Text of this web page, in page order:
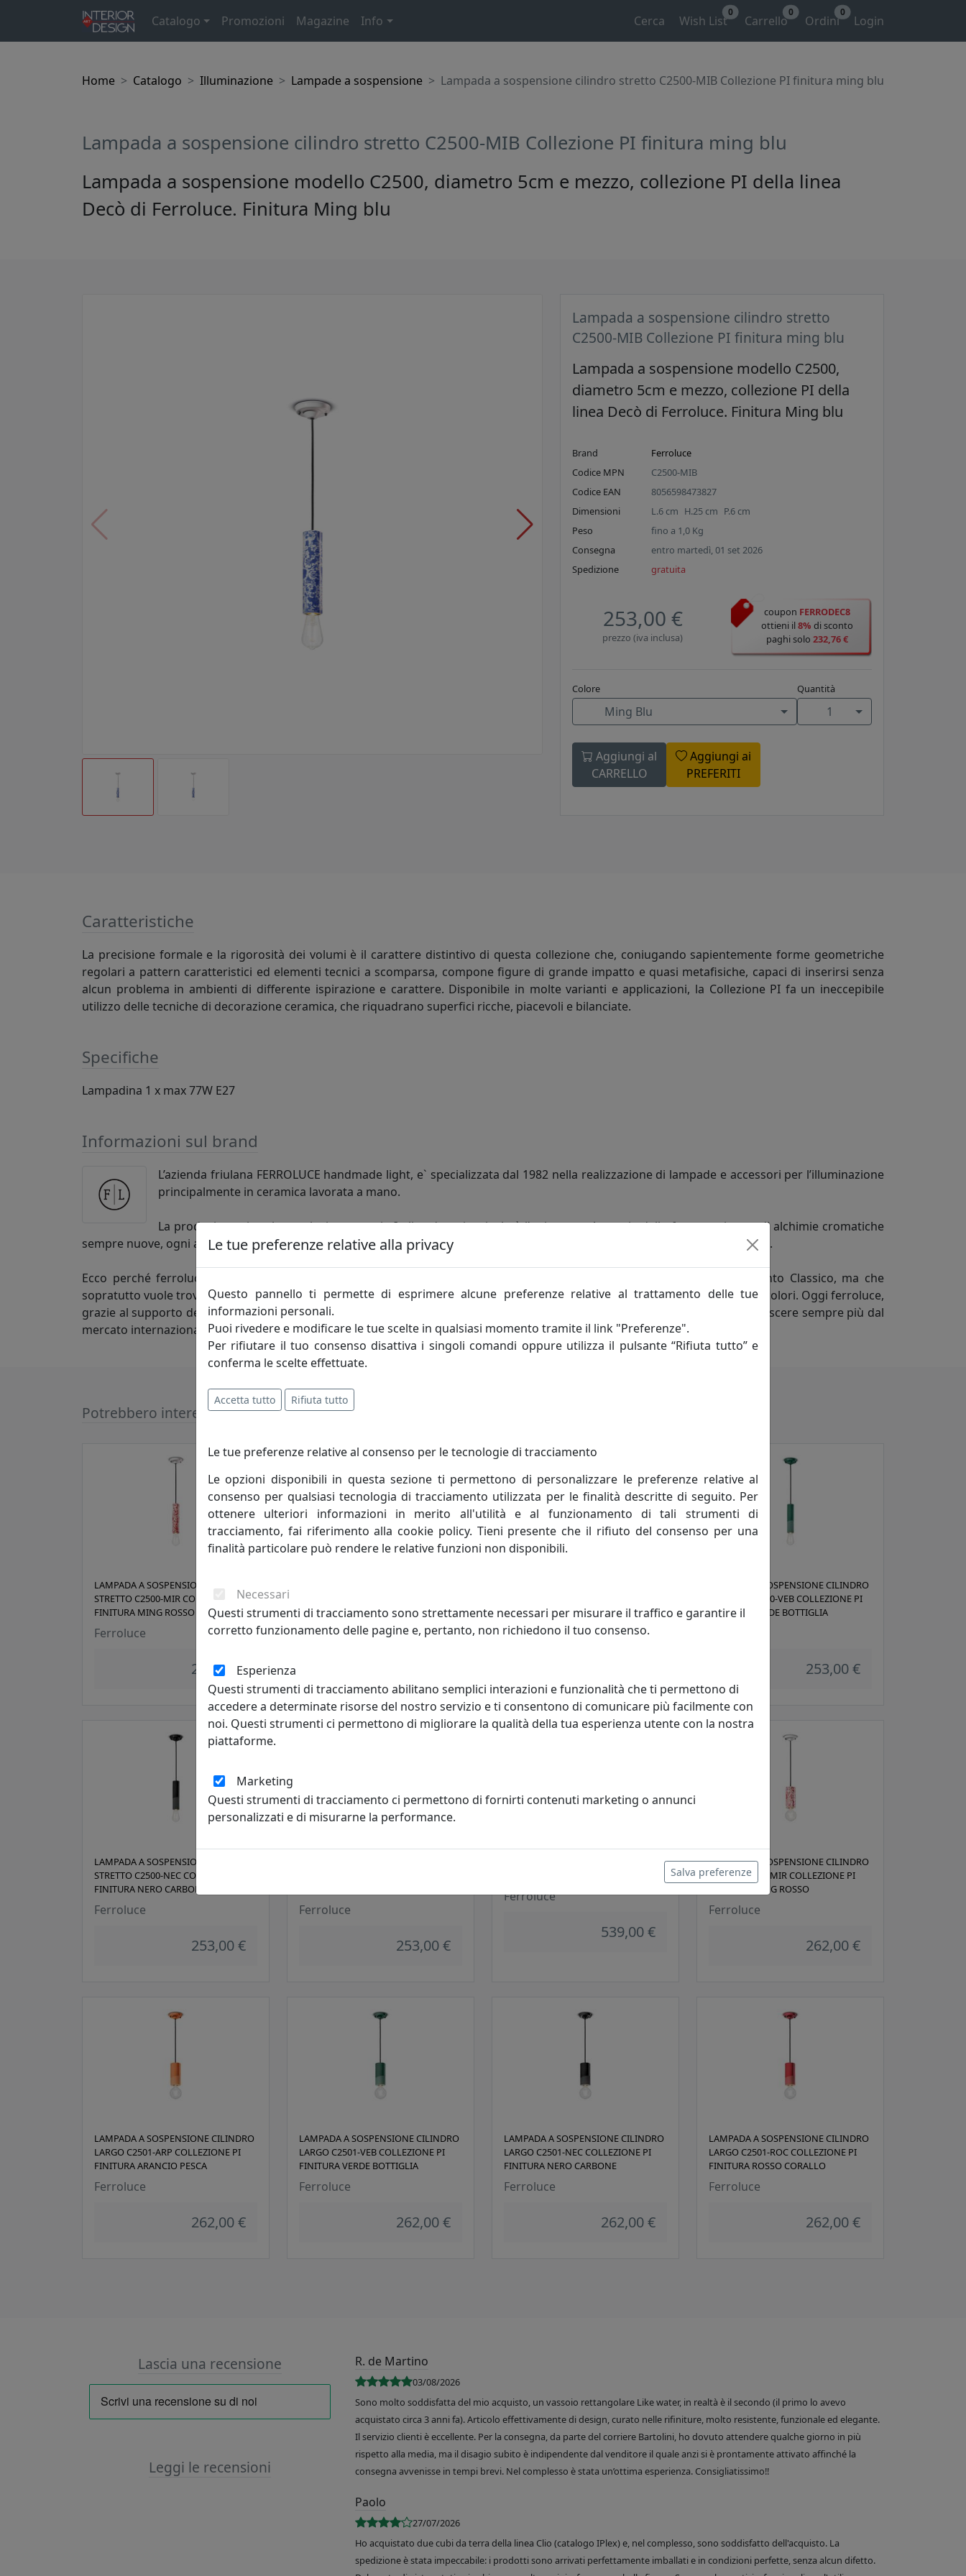
Catalogo Promozioni Magazine Info Cerca Wish List
0
Carrello
0
Ordini
0
Login
Home Catalogo Illuminazione Lampade a sospensione Lampada a sospensione cilindro stretto C2500-MIB Collezione PI finitura ming blu
Lampada a sospensione cilindro stretto C2500-MIB Collezione PI finitura ming blu
Lampada a sospensione modello C2500, diametro 5cm e mezzo, collezione PI della linea
Decò di Ferroluce. Finitura Ming blu
Lampada a sospensione cilindro stretto
C2500-MIB Collezione PI finitura ming blu
Lampada a sospensione modello C2500,
diametro 5cm e mezzo, collezione PI della
linea Decò di Ferroluce. Finitura Ming blu
Brand
Ferroluce
Codice MPN
C2500-MIB
Codice EAN
8056598473827
Dimensioni
L.6 cm H.25 cm P.6 cm
Peso
fino a 1,0 Kg
Consegna
entro martedì, 01 set 2026
Spedizione
gratuita
253,00 €
prezzo (iva inclusa)
coupon FERRODEC8
ottieni il8% di sconto
paghi solo 232,76 €
Colore
Ming Blu
Quantità
1
Aggiungi al
CARRELLO
Aggiungi ai
PREFERITI
Caratteristiche
La precisione formale e la rigorosità dei volumi è il carattere distintivo di questa collezione che, coniugando sapientemente forme geometriche
regolari a pattern caratteristici ed elementi tecnici a scomparsa, compone figure di grande impatto e quasi metafisiche, capaci di inserirsi senza
alcun problema in ambienti di differente ispirazione e carattere. Disponibile in molte varianti e applicazioni, la Collezione PI fa un ineccepibile
utilizzo delle tecniche di decorazione ceramica, che riquadrano superfici ricche, piacevoli e bilanciate.
Specifiche
Lampadina 1 x max 77W E27
Informazioni sul brand
L’azienda friulana FERROLUCE handmade light, e` specializzata dal 1982 nella realizzazione di lampade e accessori per l’illuminazione
principalmente in ceramica lavorata a mano.
La produzione si svolge esclusivamente in Italia ed ogni articolo è l’unione tra Armonia delle forme e ricerca di alchimie cromatiche
sempre nuove, ogni articolo così si distingue dalla monotonia dei prodotti realizzati in serie, acquisendo Una personalità unica.
Ecco perché ferroluce si rivolge alla clientela più esigente, che non cerca solo la giusta soluzione in fatto di arredamento Classico, ma che
sopratutto vuole trovare un’azienda competente e in grado di personalizzare ogni articolo in fatto di forme, misure, decori e colori. Oggi ferroluce,
grazie al supporto dei figli, è una realtà moderna, giovane e Dinamica, che grazie agli insegnamenti acquisiti vuole farsi conoscere sempre più dal
mercato internazionale.
Potrebbero interessarti
LAMPADA A SOSPENSIONE CILINDRO
STRETTO C2500-MIR COLLEZIONE PI
FINITURA MING ROSSO
Ferroluce
253,00 €
FINITURA MING BLU
Ferroluce
FINITURA ARANCIO PESCA
Ferroluce
LAMPADA A SOSPENSIONE CILINDRO
STRETTO C2500-VEB COLLEZIONE PI
FINITURA VERDE BOTTIGLIA
253,00 €
LAMPADA A SOSPENSIONE CILINDRO
STRETTO C2500-NEC COLLEZIONE PI
FINITURA NERO CARBONE
Ferroluce
253,00 €
Ferroluce
253,00 €
LAMPADA A SOSPENSIONE C2502-MIB
Ferroluce
539,00 €
LAMPADA A SOSPENSIONE CILINDRO
LARGO C2501-MIR COLLEZIONE PI
FINITURA MING ROSSO
Ferroluce
262,00 €
LAMPADA A SOSPENSIONE CILINDRO
LARGO C2501-ARP COLLEZIONE PI
FINITURA ARANCIO PESCA
Ferroluce
262,00 €
LAMPADA A SOSPENSIONE CILINDRO
LARGO C2501-VEB COLLEZIONE PI
FINITURA VERDE BOTTIGLIA
Ferroluce
262,00 €
LAMPADA A SOSPENSIONE CILINDRO
LARGO C2501-NEC COLLEZIONE PI
FINITURA NERO CARBONE
Ferroluce
262,00 €
LAMPADA A SOSPENSIONE CILINDRO
LARGO C2501-ROC COLLEZIONE PI
FINITURA ROSSO CORALLO
Ferroluce
262,00 €
Lascia una recensione
Leggi le recensioni
R. de Martino
03/08/2026
Sono molto soddisfatta del mio acquisto, un vassoio rettangolare Like water, in realtà è il secondo (il primo lo avevo
acquistato circa 3 anni fa). Articolo effettivamente di design, curato nelle rifiniture, molto resistente, funzionale ed elegante.
Il servizio clienti è eccellente. Per la consegna, da parte del corriere Bartolini, ho dovuto attendere qualche giorno in più
rispetto alla media, ma il disagio subito è indipendente dal venditore il quale anzi si è prontamente attivato affinché la
consegna avvenisse in tempi brevi. Nel complesso è stata un’ottima esperienza. Consigliatissimo!!
Paolo
27/07/2026
Ho acquistato due cubi da terra della linea Clio (catalogo IPlex) e, nel complesso, sono soddisfatto dell'acquisto. La
spedizione è stata impeccabile: i prodotti sono arrivati perfettamente imballati e in condizioni perfette, senza alcun difetto.
Le tue preferenze relative alla privacy
Questo pannello ti permette di esprimere alcune preferenze relative al trattamento delle tue
informazioni personali.
Puoi rivedere e modificare le tue scelte in qualsiasi momento tramite il link "Preferenze".
Per rifiutare il tuo consenso disattiva i singoli comandi oppure utilizza il pulsante “Rifiuta tutto” e
conferma le scelte effettuate.
Accetta tutto Rifiuta tutto
Le tue preferenze relative al consenso per le tecnologie di tracciamento
Le opzioni disponibili in questa sezione ti permettono di personalizzare le preferenze relative al
consenso per qualsiasi tecnologia di tracciamento utilizzata per le finalità descritte di seguito. Per
ottenere ulteriori informazioni in merito all'utilità e al funzionamento di tali strumenti di
tracciamento, fai riferimento alla cookie policy. Tieni presente che il rifiuto del consenso per una
finalità particolare può rendere le relative funzioni non disponibili.
Necessari
Questi strumenti di tracciamento sono strettamente necessari per misurare il traffico e garantire il
corretto funzionamento delle pagine e, pertanto, non richiedono il tuo consenso.
Esperienza
Questi strumenti di tracciamento abilitano semplici interazioni e funzionalità che ti permettono di
accedere a determinate risorse del nostro servizio e ti consentono di comunicare più facilmente con
noi. Questi strumenti ci permettono di migliorare la qualità della tua esperienza utente con la nostra
piattaforme.
Marketing
Questi strumenti di tracciamento ci permettono di fornirti contenuti marketing o annunci
personalizzati e di misurarne la performance.
Salva preferenze